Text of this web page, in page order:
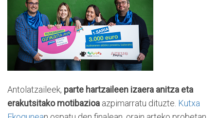
Antolatzaileek, parte hartzaileen izaera anitza eta
erakutsitako motibazioa azpimarratu dituzte. Kutxa